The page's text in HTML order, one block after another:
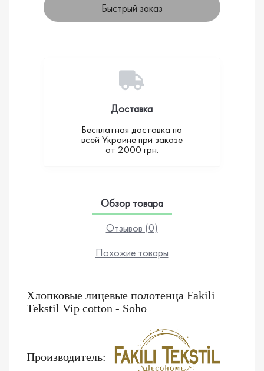
Быстрый заказ
Доставка
Бесплатная доставка по
всей Украине при заказе
от 2000 грн.
Обзор товара
Отзывов (0)
Похожие товары
Хлопковые лицевые полотенца Fakili
Tekstil Vip cotton - Soho
Производитель: